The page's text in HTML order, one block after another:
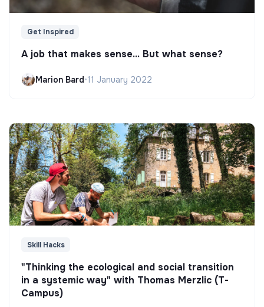
Get Inspired
A job that makes sense... But what sense?
Marion Bard•11 January 2022
Skill Hacks
"Thinking the ecological and social transition
in a systemic way" with Thomas Merzlic (T-
Campus)